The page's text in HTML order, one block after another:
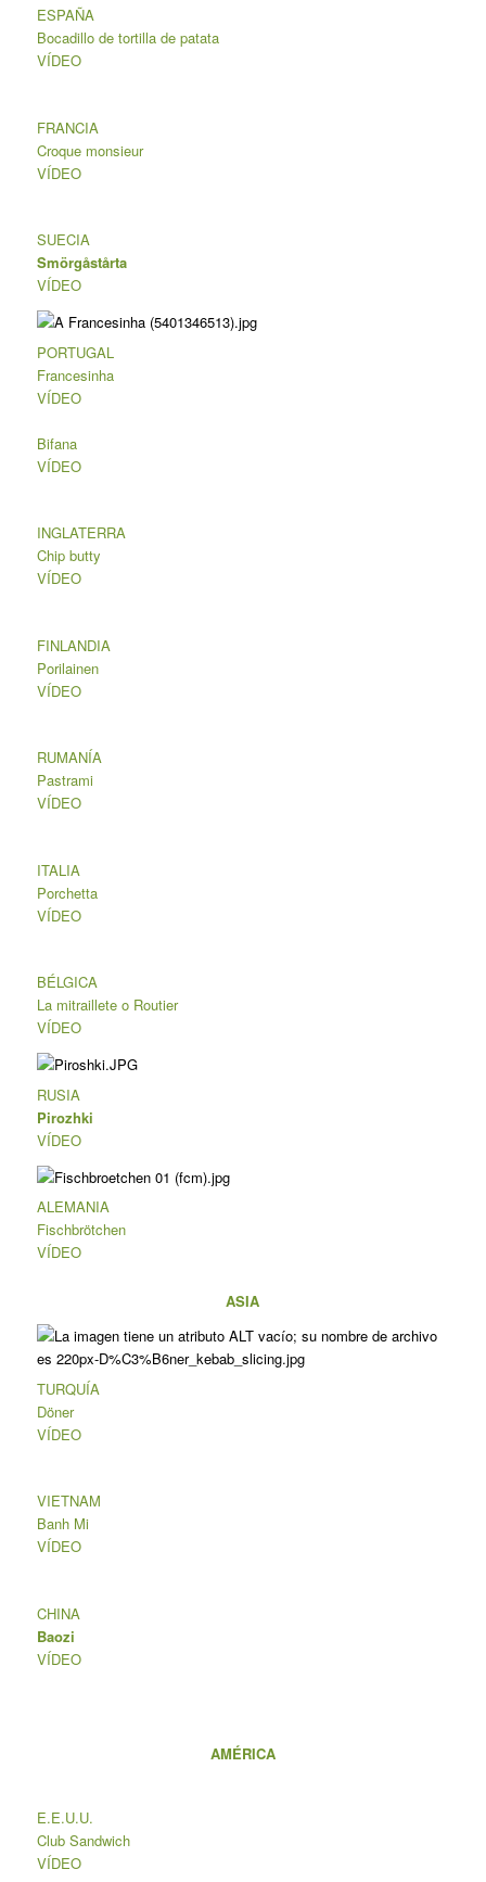
ESPAÑA
Bocadillo de tortilla de patata
VÍDEO
FRANCIA
Croque monsieur
VÍDEO
SUECIA
Smörgåstårta
VÍDEO
PORTUGAL
Francesinha
VÍDEO
Bifana
VÍDEO
INGLATERRA
Chip butty
VÍDEO
FINLANDIA
Porilainen
VÍDEO
RUMANÍA
Pastrami
VÍDEO
ITALIA
Porchetta
VÍDEO
BÉLGICA
La mitraillete o Routier
VÍDEO
RUSIA
Pirozhki
VÍDEO
ALEMANIA
Fischbrötchen
VÍDEO
ASIA
TURQUÍA
Döner
VÍDEO
VIETNAM
Banh Mi
VÍDEO
CHINA
Baozi
VÍDEO
AMÉRICA
E.E.U.U.
Club Sandwich
VÍDEO